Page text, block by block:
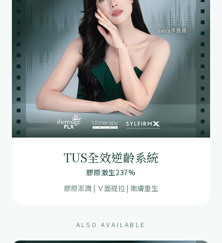
TUS全效逆齡系統
膠原激生237%
膠原澎潤 | Ｖ面提拉 | 嫰膚重生
ALSO AVAILABLE